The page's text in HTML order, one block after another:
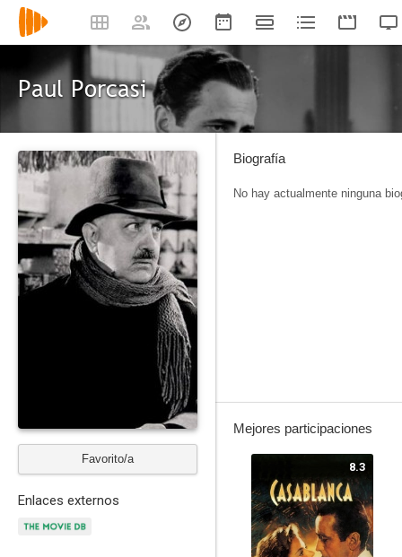
Paul Porcasi
Favorito/a
Enlaces externos
Biografía
No hay actualmente ninguna
Mejores participaciones
8.3